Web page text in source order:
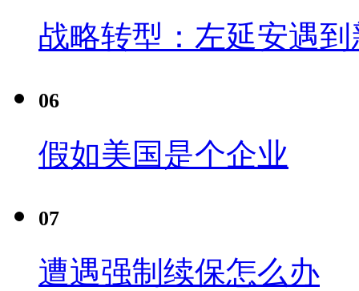
战略转型：左延安遇
06
假如美国是个企业
07
遭遇强制续保怎么办